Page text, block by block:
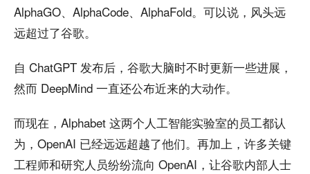
AlphaGO、AlphaCode、AlphaFold。可以说，风头远
远超过了谷歌。
自 ChatGPT 发布后，谷歌大脑时不时更新一些进展，
然而 DeepMind 一直还公布近来的大动作。
而现在，Alphabet 这两个人工智能实验室的员工都认
为，OpenAI 已经远远超越了他们。再加上，许多关键
工程师和研究人员纷纷流向 OpenAI，让谷歌内部人士